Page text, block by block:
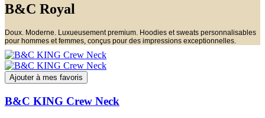
B&C Royal
Doux. Moderne. Luxueusement premium. Hoodies et sweats personnalisables
pour hommes et femmes, conçus pour des impressions exceptionnelles.
Ajouter à mes favoris
B&C KING Crew Neck